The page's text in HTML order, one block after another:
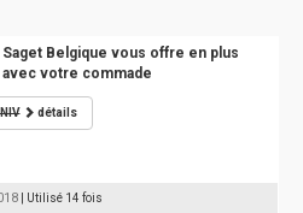
Saget Belgique vous offre en plus
avec votre commade
détails
| Utilisé 14 fois